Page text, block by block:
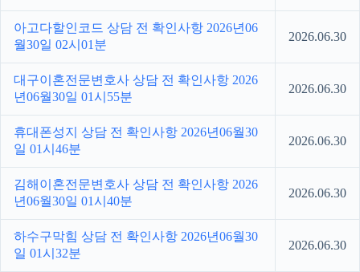
아고다할인코드 상담 전 확인사항 2026년06
월30일 02시01분
2026.06.30
대구이혼전문변호사 상담 전 확인사항 2026
년06월30일 01시55분
2026.06.30
휴대폰성지 상담 전 확인사항 2026년06월30
일 01시46분
2026.06.30
김해이혼전문변호사 상담 전 확인사항 2026
년06월30일 01시40분
2026.06.30
하수구막힘 상담 전 확인사항 2026년06월30
일 01시32분
2026.06.30